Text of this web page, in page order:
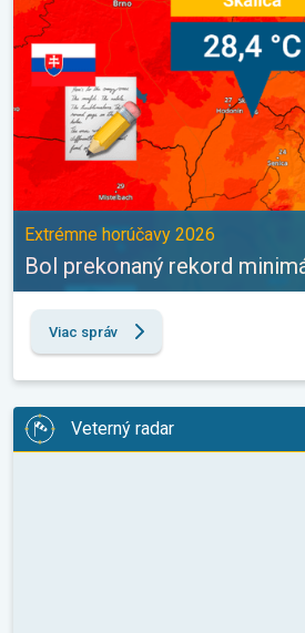
Extrémne horúčavy 2026
Bol prekonaný rekord
Viac správ
Veterný radar